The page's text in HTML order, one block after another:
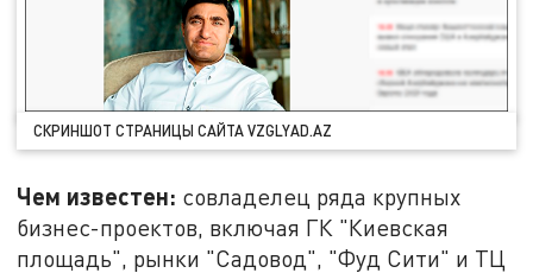
СКРИНШОТ СТРАНИЦЫ САЙТА VZGLYAD.AZ
Чем известен: совладелец ряда крупных
бизнес-проектов, включая ГК "Киевская
площадь", рынки "Садовод", "Фуд Сити" и ТЦ